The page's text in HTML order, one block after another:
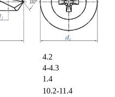
4.2
4-4.3
1.4
10.2-11.4